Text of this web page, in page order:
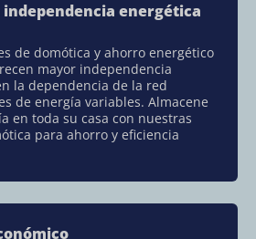
independencia energética
de domótica y ahorro energético
mayor independencia
la dependencia de la red
de energía variables. Almacene
en toda su casa con nuestras
para ahorro y eficiencia